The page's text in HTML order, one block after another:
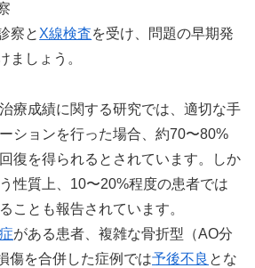
察と X線検査を受け、問題の早期発
ましょう。
療成績に関する研究では、適切な手
ションを行った場合、約70〜80%
復を得られるとされています。しか
性質上、10〜20%程度の患者では
ことも報告されています。
がある患者、複雑な骨折型（AO分
傷を合併した症例では予後不良 とな